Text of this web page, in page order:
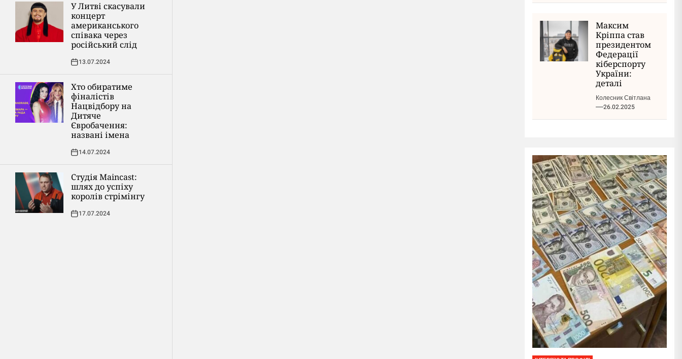
У Литві скасували
концерт
американського
співака через
російський слід
13.07.2024
Хто обиратиме
фіналістів
Нацвідбору на
Дитяче
Євробачення:
названі імена
14.07.2024
Студія Maincast:
шлях до успіху
королів стрімінгу
17.07.2024
Максим
Кріппа став
президентом
Федерації
кіберспорту
України:
деталі
Колесник Світлана
26.02.2025